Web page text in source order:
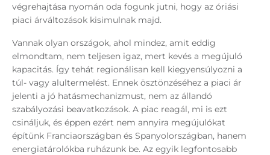
végrehajtása nyomán oda fogunk jutni, hogy az óriási
piaci árváltozások kisimulnak majd.
Vannak olyan országok, ahol mindez, amit eddig
elmondtam, nem teljesen igaz, mert kevés a megújuló
kapacitás. Így tehát regionálisan kell kiegyensúlyozni a
túl- vagy alultermelést. Ennek ösztönzéséhez a piaci ár
jelenti a jó hatásmechanizmust, nem az állandó
szabályozási beavatkozások. A piac reagál, mi is ezt
csináljuk, és éppen ezért nem annyira megújulókat
építünk Franciaországban és Spanyolországban, hanem
energiatárolókba ruházunk be. Az egyik legfontosabb